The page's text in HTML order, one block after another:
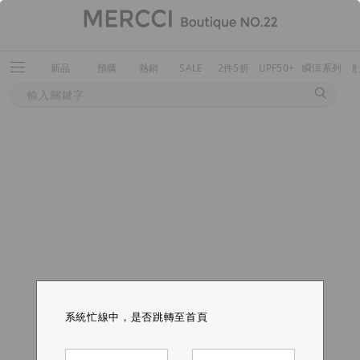
新品 預購 熱銷 SALE 2件5折 UPF50+ 瞬涼系列
系統忙線中，是否跳轉至首頁
系統忙線中，是否跳轉至首頁
系統忙線中，是否跳轉至首頁
系統忙線中，是否跳轉至首頁
系統忙線中，是否跳轉至首頁